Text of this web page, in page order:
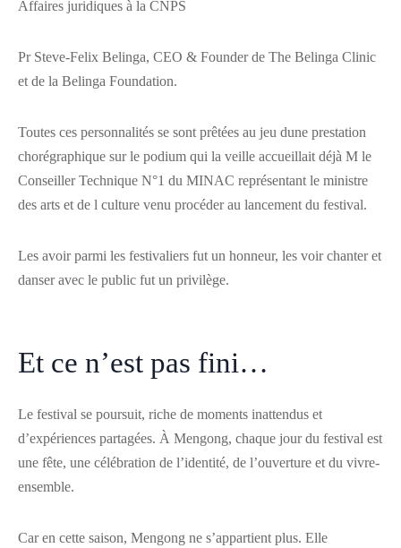
Affaires juridiques à la CNPS
Pr Steve-Felix Belinga, CEO & Founder de The Belinga Clinic
et de la Belinga Foundation.
Toutes ces personnalités se sont prêtées au jeu dune prestation
chorégraphique sur le podium qui la veille accueillait déjà M le
Conseiller Technique N°1 du MINAC représentant le ministre
des arts et de l culture venu procéder au lancement du festival.
Les avoir parmi les festivaliers fut un honneur, les voir chanter et
danser avec le public fut un privilège.
Et ce n’est pas fini…
Le festival se poursuit, riche de moments inattendus et
d’expériences partagées. À Mengong, chaque jour du festival est
une fête, une célébration de l’identité, de l’ouverture et du vivre-
ensemble.
Car en cette saison, Mengong ne s’appartient plus. Elle